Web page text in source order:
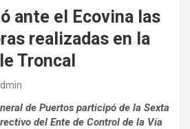
ante el Ecovina las
realizadas en la
Troncal
de Puertos participó de la Sexta
del Ente de Control de la Vía